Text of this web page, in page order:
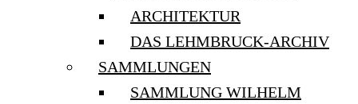
ARCHITEKTUR
DAS LEHMBRUCK-ARCHIV
SAMMLUNGEN
SAMMLUNG WILHELM